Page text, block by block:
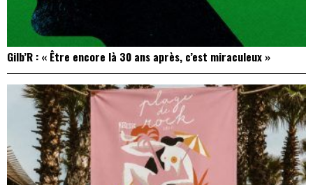
Gilb’R : « Être encore là 30 ans après, c’est miraculeux »